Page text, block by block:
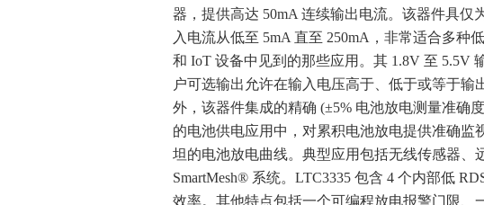
器，提供高达 50mA 连续输出电流。该器件具仅
入电流从低至 5mA 直至 250mA，非常适合多种
和 IoT 设备中见到的那些应用。其 1.8V 至 5.5V
户可选输出允许在输入电压高于、低于或等于
外，该器件集成的精确 (±5% 电池放电测量准确
的电池供电应用中，对累积电池放电提供准确监
坦的电池放电曲线。典型应用包括无线传感器、
SmartMesh® 系统。LTC3335 包含 4 个内部低
效率。其他特点包括一个可编程放电报警门限、